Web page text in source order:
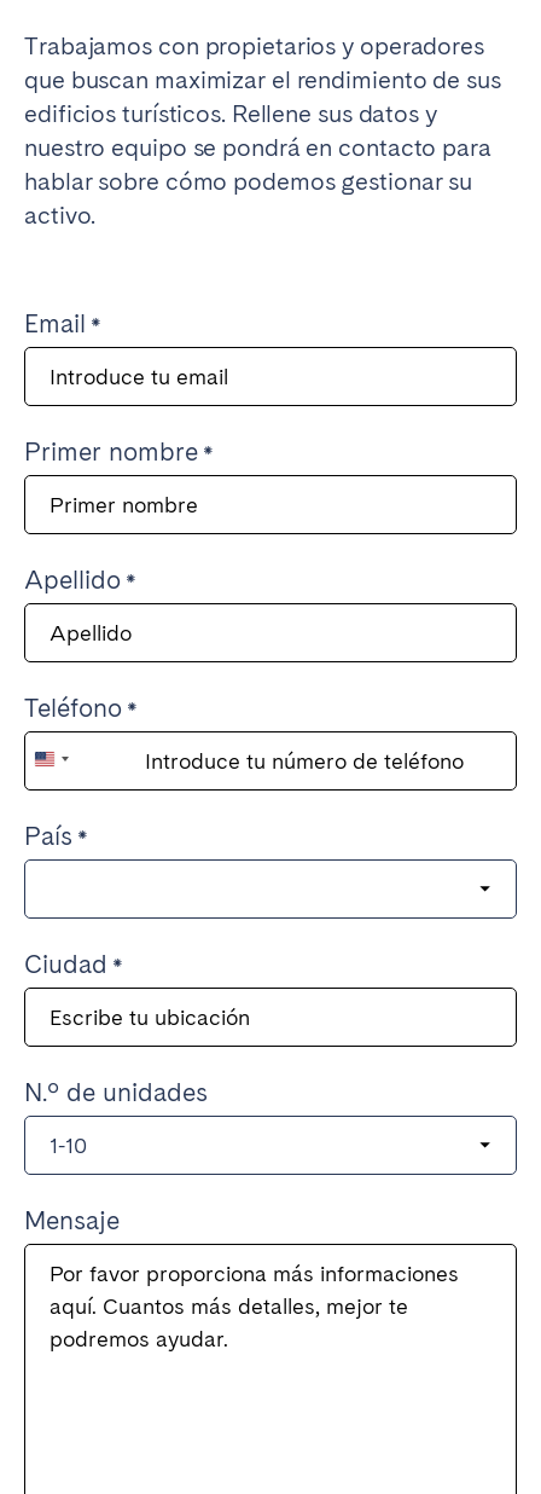
Trabajamos con propietarios y operadores
que buscan maximizar el rendimiento de sus
edificios turísticos. Rellene sus datos y
nuestro equipo se pondrá en contacto para
hablar sobre cómo podemos gestionar su
activo.
Email
Primer nombre
Apellido
Teléfono
United
+1
País
Ciudad
N.º de unidades
Mensaje